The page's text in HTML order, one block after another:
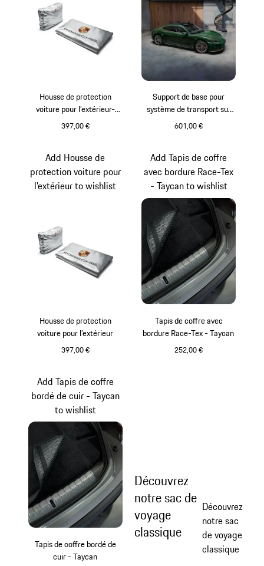
Housse de protection
voiture pour l’extérieur-
Cayenne (E3)
397,00 €
Support de base pour
système de transport sur
toit - Taycan
601,00 €
Housse de protection
voiture pour l’extérieur
397,00 €
Add Housse de
protection voiture pour
l’extérieur to wishlist
Tapis de coffre avec
bordure Race-Tex - Taycan
252,00 €
Add Tapis de coffre
avec bordure Race-Tex
- Taycan to wishlist
Tapis de coffre bordé de
cuir - Taycan
Add Tapis de coffre
bordé de cuir - Taycan
to wishlist
Découvrez
notre sac de
voyage
classique
Découvrez
notre sac
de voyage
classique